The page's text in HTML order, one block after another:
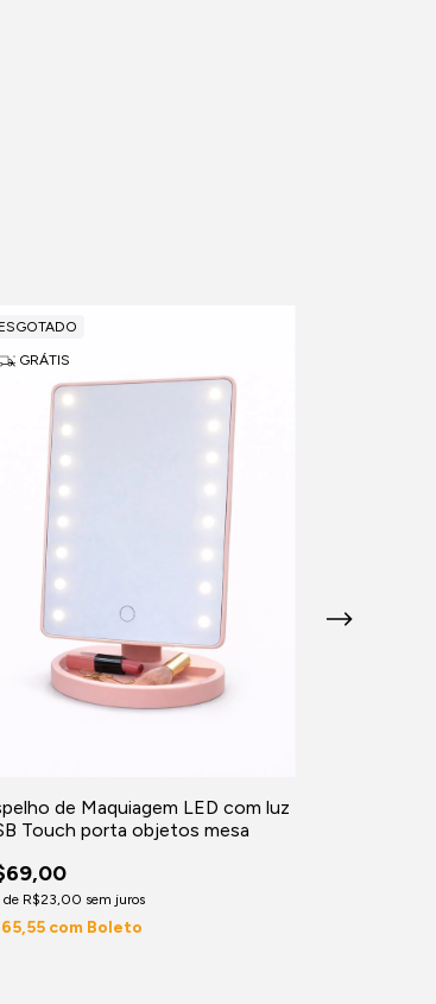
ESGOTADO
GRÁTIS
de Maquiagem LED com luz
Touch porta objetos mesa
de R$23,00 sem juros
com Boleto